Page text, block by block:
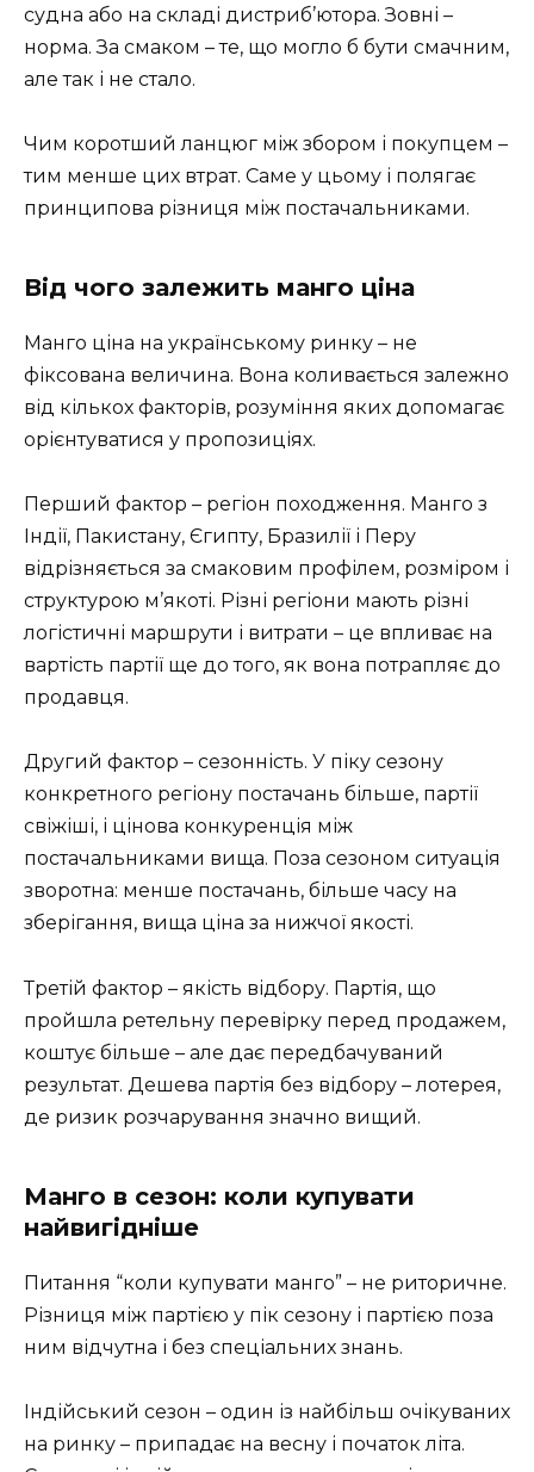
судна або на складі дистриб’ютора. Зовні –
норма. За смаком – те, що могло б бути смачним,
але так і не стало.
Чим коротший ланцюг між збором і покупцем –
тим менше цих втрат. Саме у цьому і полягає
принципова різниця між постачальниками.
Від чого залежить манго ціна
Манго ціна на українському ринку – не
фіксована величина. Вона коливається залежно
від кількох факторів, розуміння яких допомагає
орієнтуватися у пропозиціях.
Перший фактор – регіон походження. Манго з
Індії, Пакистану, Єгипту, Бразилії і Перу
відрізняється за смаковим профілем, розміром і
структурою м’якоті. Різні регіони мають різні
логістичні маршрути і витрати – це впливає на
вартість партії ще до того, як вона потрапляє до
продавця.
Другий фактор – сезонність. У піку сезону
конкретного регіону постачань більше, партії
свіжіші, і цінова конкуренція між
постачальниками вища. Поза сезоном ситуація
зворотна: менше постачань, більше часу на
зберігання, вища ціна за нижчої якості.
Третій фактор – якість відбору. Партія, що
пройшла ретельну перевірку перед продажем,
коштує більше – але дає передбачуваний
результат. Дешева партія без відбору – лотерея,
де ризик розчарування значно вищий.
Манго в сезон: коли купувати
найвигідніше
Питання “коли купувати манго” – не риторичне.
Різниця між партією у пік сезону і партією поза
ним відчутна і без спеціальних знань.
Індійський сезон – один із найбільш очікуваних
на ринку – припадає на весну і початок літа.